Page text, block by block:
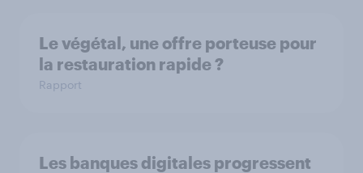
Le végétal, une offre porteuse pour
la restauration rapide ?
Rapport
Les banques digitales progressent